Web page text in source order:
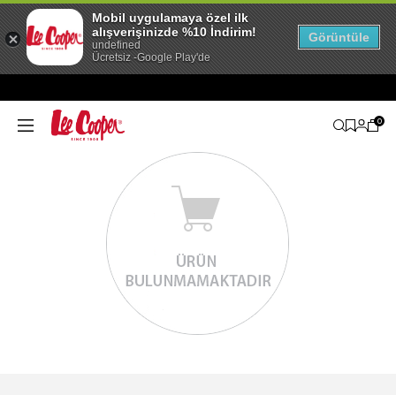
0
Mobil uygulamaya özel ilk
alışverişinizde %10 İndirim!
undefined
Ücretsiz -Google Play'de
Görüntüle